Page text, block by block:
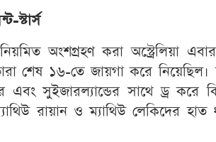
স্টার্স
নিয়মিত অংশগ্রহণ করা অস্ট্রেলিয়া
শেষ ১৬-তে জায়গা করে নিয়েছিল।
এবং সুইজারল্যান্ডের সাথে ড্র করে
রায়ান ও ম্যাথিউ লেকিদের হাত